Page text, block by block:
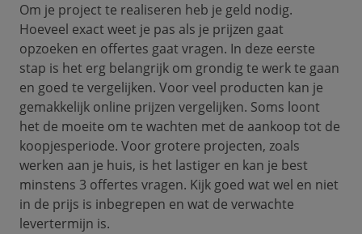
Om je project te realiseren heb je geld nodig.
Hoeveel exact weet je pas als je prijzen gaat
opzoeken en offertes gaat vragen. In deze eerste
stap is het erg belangrijk om grondig te werk te gaan
en goed te vergelijken. Voor veel producten kan je
gemakkelijk online prijzen vergelijken. Soms loont
het de moeite om te wachten met de aankoop tot de
koopjesperiode. Voor grotere projecten, zoals
werken aan je huis, is het lastiger en kan je best
minstens 3 offertes vragen. Kijk goed wat wel en niet
in de prijs is inbegrepen en wat de verwachte
levertermijn is.